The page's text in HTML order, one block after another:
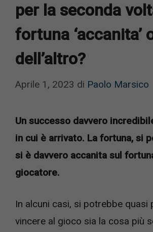
per la seconda
fortuna ‘accanita’
dell’altro?
Aprile 1, 2023 di Paolo Marsico
Un successo davvero
in cui è arrivato. La fortuna, si
si è davvero accanita sul
giocatore.
In alcuni casi, si potrebbe quasi
vincere al gioco sia la cosa più